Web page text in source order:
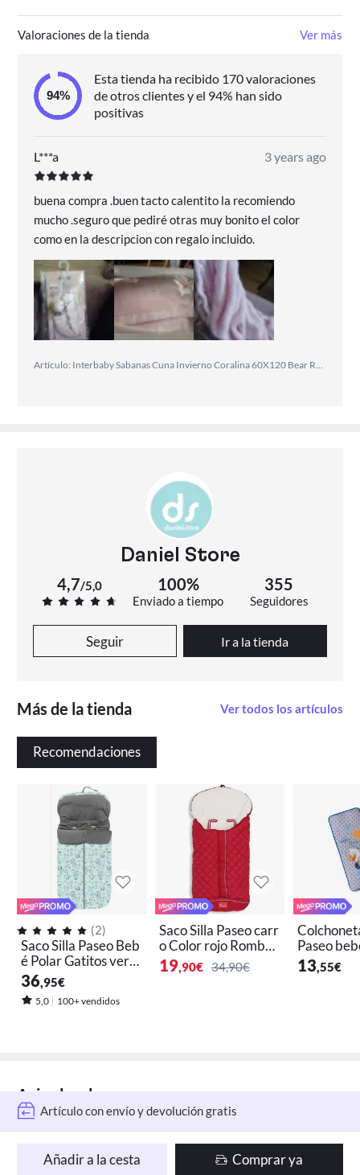
Valoraciones de la tienda Ver más
Esta tienda ha recibido 170 valoraciones
de otros clientes y el 94% han sido
positivas
L***a 3 years ago
buena compra .buen tacto calentito la recomiendo
mucho .seguro que pediré otras muy bonito el color
como en la descripcion con regalo incluido.
Daniel Store
4,7/5,0 100%
Enviado a tiempo
355
Seguidores
Seguir Ir a la tienda
Más de la tienda Ver todos los artículos
Recomendaciones
(2)
Saco Silla Paseo Beb
é Polar Gatitos verd
e Interbaby
36 ,95€
5,0 100+ vendidos
Saco Silla Paseo carr
o Color rojo Rombos
Interbaby
19,90€ 34,90€
Paseo
al Tejido
zul
13 ,55€
Aviso legal
Artículo con envío y devolución gratis
Soloquedan 3en stock
Artículo con envío y devolución gratis
Añadir a la cesta Comprar ya